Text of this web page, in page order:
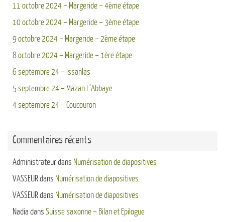
11 octobre 2024 – Margeride – 4ème étape
10 octobre 2024 – Margeride – 3ème étape
9 octobre 2024 – Margeride – 2ème étape
8 octobre 2024 – Margeride – 1ère étape
6 septembre 24 – Issanlas
5 septembre 24 – Mazan L’Abbaye
4 septembre 24 – Coucouron
Commentaires récents
Administrateurdans Numérisation de diapositives
VASSEURdans Numérisation de diapositives
VASSEURdans Numérisation de diapositives
Nadia dans Suisse saxonne – Bilan et Epilogue